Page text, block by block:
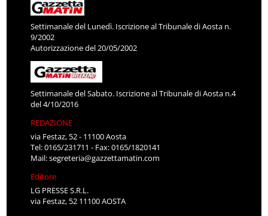
Settimanale del Lunedì. Iscrizione al Tribunale di Aosta n.
9/2002
Autorizzazione del 20/05/2002
Settimanale del Sabato. Iscrizione al Tribunale di Aosta n.4
del 4/10/2016
REDAZIONE
via Festaz, 52 - 11100 Aosta
Tel: 0165/231711 - Fax: 0165/1820141
Mail:segreteria@gazzettamatin.com
Editore
LG PRESSE S.R.L.
via Festaz, 52 11100 AOSTA